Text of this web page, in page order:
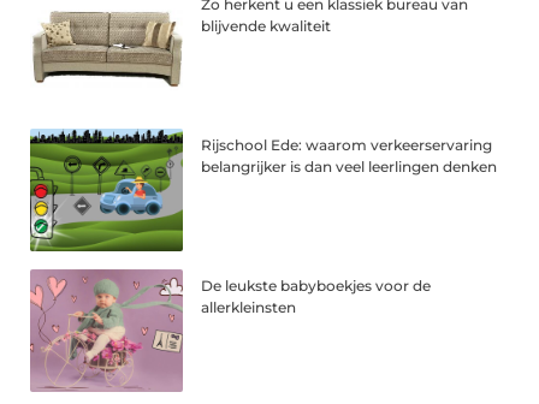
Zo herkent u een klassiek bureau van
blijvende kwaliteit
Rijschool Ede: waarom verkeerservaring
belangrijker is dan veel leerlingen denken
De leukste babyboekjes voor de
allerkleinsten